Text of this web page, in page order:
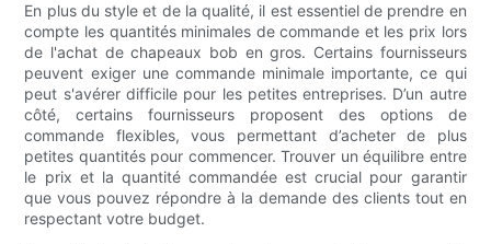
En plus du style et de la qualité, il est essentiel de prendre en
compte les quantités minimales de commande et les prix lors
de l'achat de chapeaux bob en gros. Certains fournisseurs
peuvent exiger une commande minimale importante, ce qui
peut s'avérer difficile pour les petites entreprises. D’un autre
côté, certains fournisseurs proposent des options de
commande flexibles, vous permettant d’acheter de plus
petites quantités pour commencer. Trouver un équilibre entre
le prix et la quantité commandée est crucial pour garantir
que vous pouvez répondre à la demande des clients tout en
respectant votre budget.